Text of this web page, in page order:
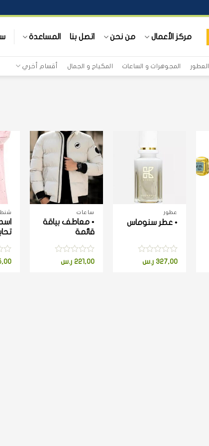
مركز الأعمال من نحن اتصل بنا المساعدة
العطور المجوهرات و الساعات المكياج و الجمال أقسام أخري
عطور
• عطر سنوماس
تم
327,00 ر.س
+
ساعات
• معاطف بياقة
قائمة
تم
221,00 ر.س
شنط
تم